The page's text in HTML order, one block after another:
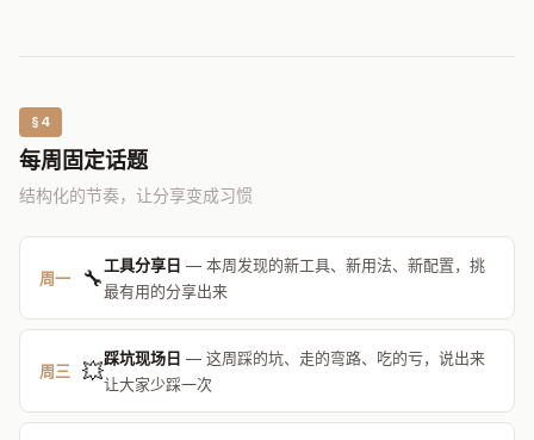
§4
每周固定话题
结构化的节奏，让分享变成习惯
周一 🔧
工具分享日 — 本周发现的新工具、新用法、新配置，挑
最有用的分享出来
周三 💥
踩坑现场日 — 这周踩的坑、走的弯路、吃的亏，说出来
让大家少踩一次